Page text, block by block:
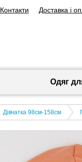
Контакти Доставка і
Одяг
Дівчатка 98cм-158см